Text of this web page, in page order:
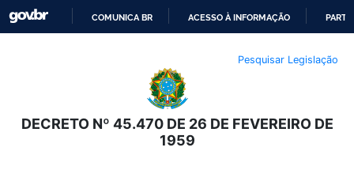
O
CONTEÚDO
COMUNICA BR ACESSO À INFORMAÇÃO
Pesquisar Legislação
DECRETO Nº 45.470 DE 26 DE FEVEREIRO DE
1959